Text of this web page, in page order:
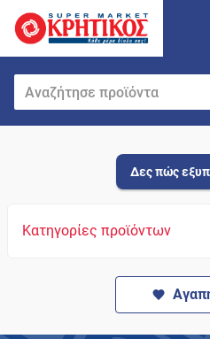
Δες πώς
Κατηγορίες προϊόντων